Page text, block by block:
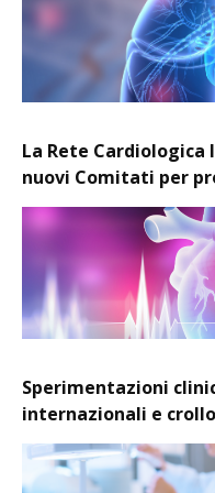
La Rete Cardiologica
nuovi Comitati per
Sperimentazioni
internazionali e